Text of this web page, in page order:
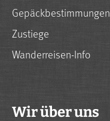
Gepäckbestimmungen
Zustiege
Wanderreisen-Info
Wir über uns